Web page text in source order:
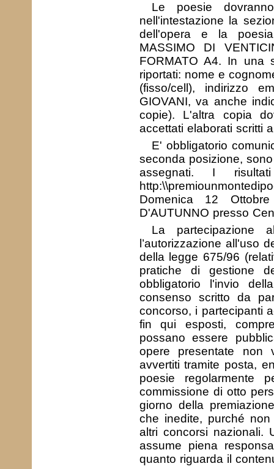
Le poesie
nell'intestazione la
dell'opera e la
MASSIMO DI
FORMATO A4. In una
riportati: nome e
(fisso/cell), indirizzo
GIOVANI, va anche
copie). L'altra copia
accettati elaborati scritti
E' obbligatorio
seconda posizione,
assegnati. I
Domenica 12
D'AUTUNNO presso
La partecipazione
l’autorizzazione all'uso
della legge 675/96
pratiche di gestione
obbligatorio l'invio
consenso scritto da
concorso, i partecipanti
fin qui esposti,
possano essere
opere presentate non
avvertiti tramite posta,
poesie regolarmente
commissione di otto
giorno della
che inedite, purché
altri concorsi nazionali.
assume piena
quanto riguarda il